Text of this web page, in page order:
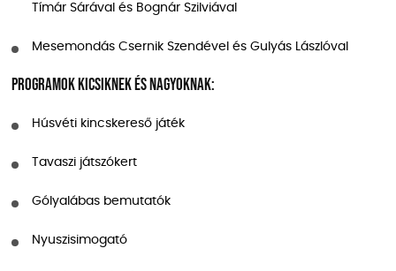
Tímár Sárával és Bognár Szilviával
Mesemondás Csernik Szendével és Gulyás Lászlóval
Programok kicsiknek és nagyoknak:
Húsvéti kincskereső játék
Tavaszi játszókert
Gólyalábas bemutatók
Nyuszisimogató